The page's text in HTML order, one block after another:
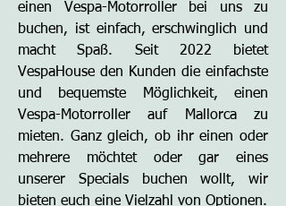
einen Vespa-Motorroller bei uns zu
buchen, ist einfach, erschwinglich und
macht Spaß. Seit 2022 bietet
VespaHouse den Kunden die einfachste
und bequemste Möglichkeit, einen
Vespa-Motorroller auf Mallorca zu
mieten. Ganz gleich, ob ihr einen oder
mehrere möchtet oder gar eines
unserer Specials buchen wollt, wir
bieten euch eine Vielzahl von Optionen.